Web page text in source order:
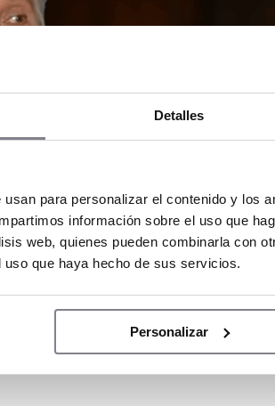
Detalles
para personalizar el contenido y los
información sobre el uso que
web, quienes pueden combinarla con
que haya hecho de sus servicios.
Personalizar
entrevista con Telenoticias. Captura de
(junio-2026).
inversores: ¿qué